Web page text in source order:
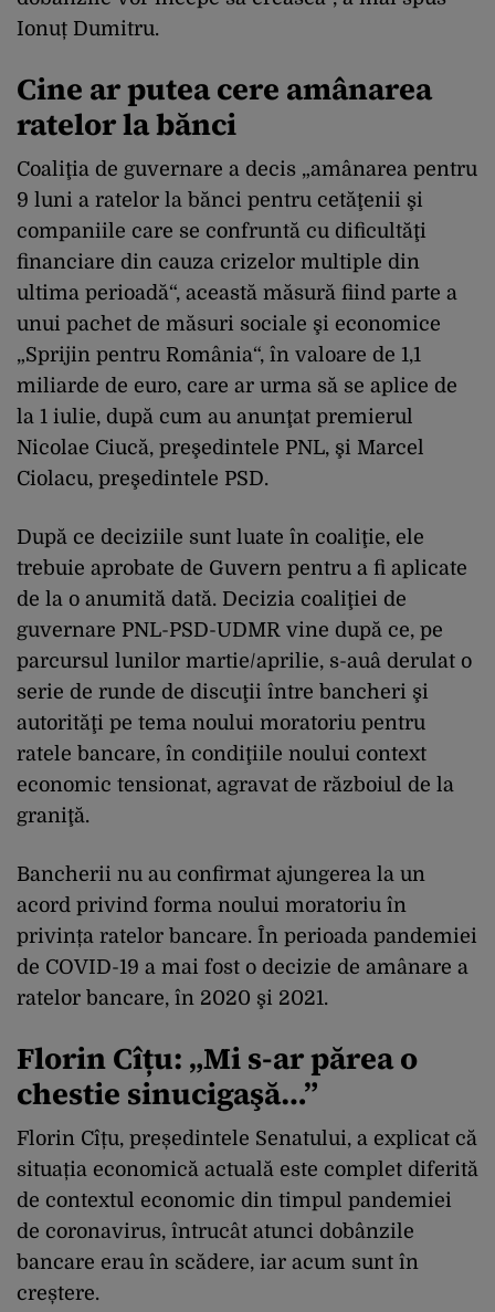
Ionuț Dumitru.
Cine ar putea cere amânarea
ratelor la bănci
Coaliţia de guvernare a decis „amânarea pentru
9 luni a ratelor la bănci pentru cetăţenii şi
companiile care se confruntă cu dificultăţi
financiare din cauza crizelor multiple din
ultima perioadă“, această măsură fiind parte a
unui pachet de măsuri sociale şi economice
„Sprijin pentru România“, în valoare de 1,1
miliarde de euro, care ar urma să se aplice de
la 1 iulie, după cum au anunţat premierul
Nicolae Ciucă, preşedintele PNL, şi Marcel
Ciolacu, preşedintele PSD.
După ce deciziile sunt luate în coaliţie, ele
trebuie aprobate de Guvern pentru a fi aplicate
de la o anumită dată. Decizia coaliţiei de
guvernare PNL-PSD-UDMR vine după ce, pe
parcursul lunilor martie/aprilie, s-auâ derulat o
serie de runde de discuţii între bancheri şi
autorităţi pe tema noului moratoriu pentru
ratele bancare, în condiţiile noului context
economic tensionat, agravat de războiul de la
graniţă.
Bancherii nu au confirmat ajungerea la un
acord privind forma noului moratoriu în
privința ratelor bancare. În perioada pandemiei
de COVID-19 a mai fost o decizie de amânare a
ratelor bancare, în 2020 şi 2021.
Florin Cîțu: „Mi s-ar părea o
chestie sinucigaşă…”
Florin Cîțu, președintele Senatului, a explicat că
situația economică actuală este complet diferită
de contextul economic din timpul pandemiei
de coronavirus, întrucât atunci dobânzile
bancare erau în scădere, iar acum sunt în
creștere.